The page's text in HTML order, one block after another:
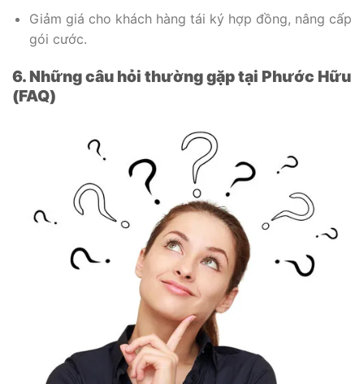
Giảm giá cho khách hàng tái ký hợp đồng, nâng cấp
gói cước.
6. Những câu hỏi thường gặp tại Phước Hữu
(FAQ)